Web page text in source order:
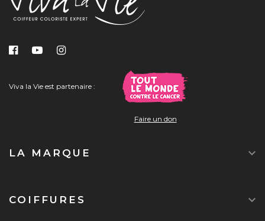
Viva la Vie est partenaire :
Faire un don
LA MARQUE 
COIFFURES 